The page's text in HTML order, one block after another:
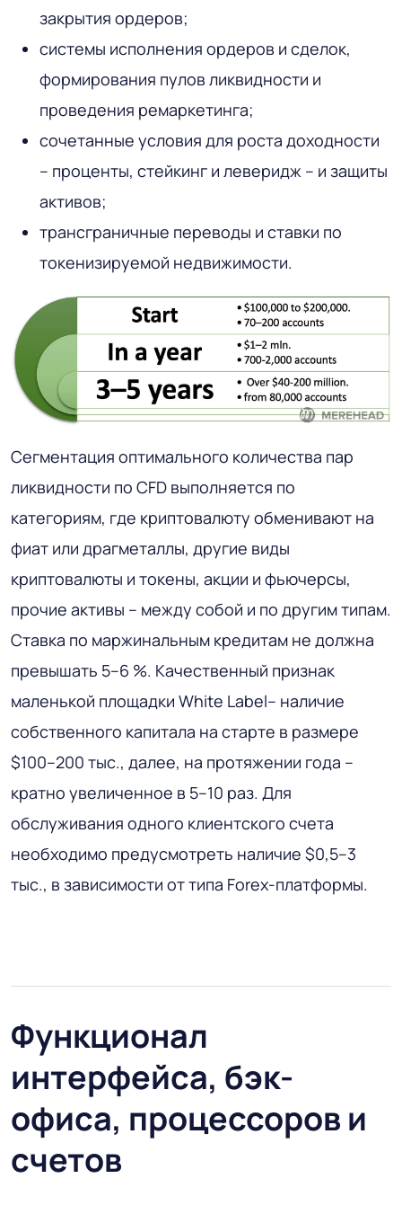
закрытия ордеров;
системы исполнения ордеров и сделок,
формирования пулов ликвидности и
проведения ремаркетинга;
сочетанные условия для роста доходности
– проценты, стейкинг и леверидж – и защиты
активов;
трансграничные переводы и ставки по
токенизируемой недвижимости.
Сегментация оптимального количества пар
ликвидности по CFD выполняется по
категориям, где криптовалюту обменивают на
фиат или драгметаллы, другие виды
криптовалюты и токены, акции и фьючерсы,
прочие активы – между собой и по другим типам.
Ставка по маржинальным кредитам не должна
превышать 5–6 %. Качественный признак
маленькой площадки White Label– наличие
собственного капитала на старте в размере
$100–200 тыс., далее, на протяжении года –
кратно увеличенное в 5–10 раз. Для
обслуживания одного клиентского счета
необходимо предусмотреть наличие $0,5–3
тыс., в зависимости от типа Forex-платформы.
Функционал
интерфейса, бэк-
офиса, процессоров и
счетов